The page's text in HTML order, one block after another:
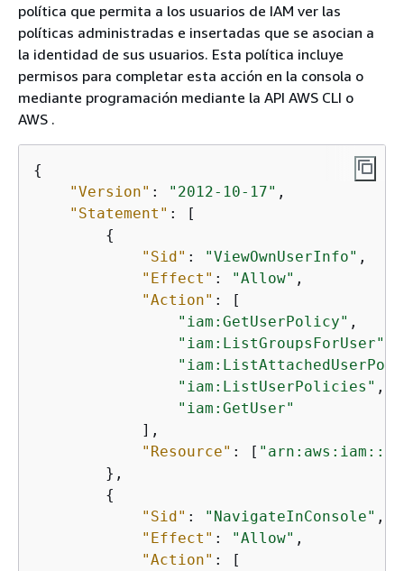
política que permita a los usuarios de IAM ver las
políticas administradas e insertadas que se asocian a
la identidad de sus usuarios. Esta política incluye
permisos para completar esta acción en la consola o
mediante programación mediante la API AWS CLI o
AWS .
{
"Version" : "2012-10-17" ,
"Statement" : [
{
"Sid" : "ViewOwnUserInfo" ,
"Effect" : "Allow" ,
"Action" : [
"iam:GetUserPolicy" ,
"iam:ListGroupsForUser"
"iam:ListUserPolicies" ,
"iam:GetUser"
            ],
"Resource" : [
        },
{
"Sid" : "NavigateInConsole" ,
"Effect" : "Allow" ,
"Action" : [